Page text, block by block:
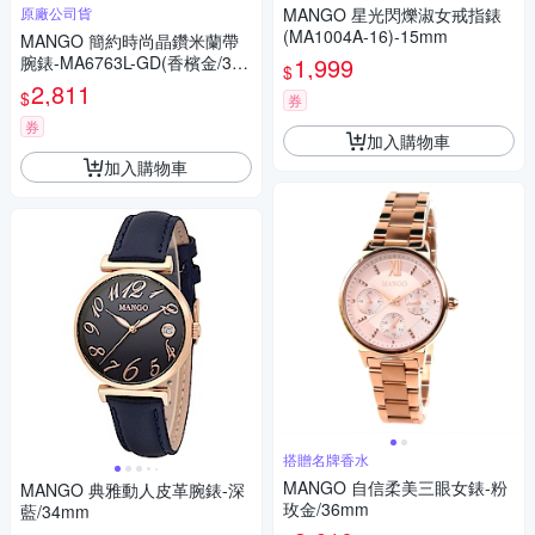
原廠公司貨
MANGO 簡約時尚晶鑽米蘭帶
腕錶-MA6763L-GD(香檳金/33
mm)
$2,811
券
加入購物車
MANGO 典雅動人皮革腕錶-深
藍/34mm
MANGO 星光閃爍淑女戒指錶
(MA1004A-16)-15mm
$1,999
券
加入購物車
搭贈名牌香水
MANGO 自信柔美三眼女錶-粉
玫金/36mm